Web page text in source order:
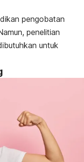
pengobatan
penelitian
untuk